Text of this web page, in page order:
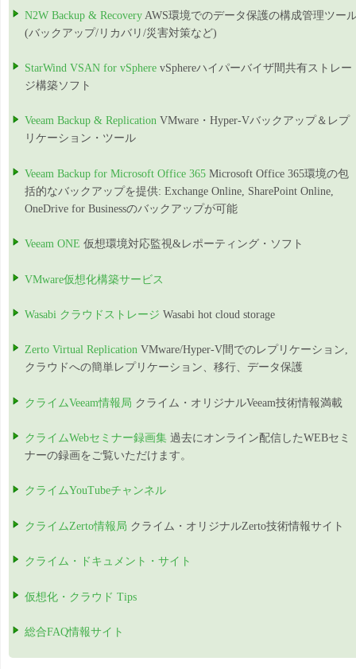
N2W Backup & Recovery AWS環境でのデータ保護の構成管理ツー
(バックアップ/リカバリ/災害対策など)
StarWind VSAN for vSphere vSphereハイパーバイザ間共有ストレー
ジ構築ソフト
Veeam Backup & Replication VMware・Hyper-Vバックアップ＆レプ
リケーション・ツール
Veeam Backup for Microsoft Office 365 Microsoft Office 365環境の包
括的なバックアップを提供: Exchange Online, SharePoint Online,
OneDrive for Businessのバックアップが可能
Veeam ONE 仮想環境対応監視&レポーティング・ソフト
VMware仮想化構築サービス
Wasabi クラウドストレージ Wasabi hot cloud storage
Zerto Virtual Replication VMware/Hyper-V間でのレプリケーション,
クラウドへの簡単レプリケーション、移行、データ保護
クライムVeeam情報局 クライム・オリジナルVeeam技術情報満載
クライムWebセミナー録画集 過去にオンライン配信したWEBセミ
ナーの録画をご覧いただけます。
クライムYouTubeチャンネル
クライムZerto情報局 クライム・オリジナルZerto技術情報サイト
クライム・ドキュメント・サイト
仮想化・クラウド Tips
総合FAQ情報サイト